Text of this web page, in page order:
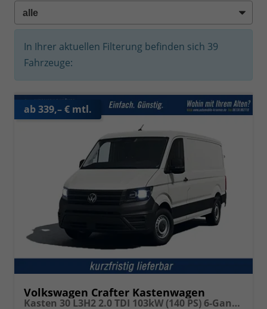
In Ihrer aktuellen Filterung befinden sich 39
Fahrzeuge:
ab 339,– € mtl.
Volkswagen Crafter Kastenwagen
Kasten 30 L3H2 2.0 TDI 103kW (140 PS) 6-Gang-Schaltgetriebe